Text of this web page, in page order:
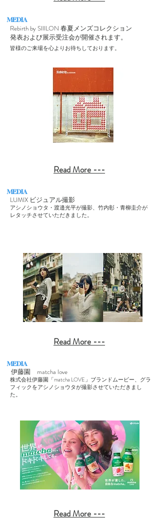
MEDIA
Rebirth by SIIILON 春夏メンズコレクション
発表および展示受注会が開催されます。
皆様のご来場を心よりお待ちしております。
Read More ---
MEDIA
LUMIX ビジュアル撮影
アシノショウタ・渡邉光平が撮影、竹内彰・青柳圭介が
レタッチさせていただきました。
Read More ---
MEDIA
伊藤園 matcha love
株式会社伊藤園「matcha LOVE」ブランドムービー、グラ
フィックをアシノショウタが撮影させていただきまし
た。
Read More ---